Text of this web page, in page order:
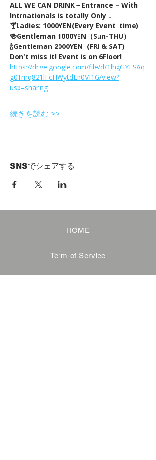
ALL WE CAN DRINK＋Entrance + With
Intrnationals is totally Only ↓
🍸Ladies: 1000YEN(Every Event  time)
🍻Gentleman 1000YEN（Sun-THU）
🍾Gentleman 2000YEN  (FRI & SAT)
Don't miss it! Event is on 6Floor!
https://drive.google.com/file/d/1lhgGYFSAq
g01mq821lFcHWytdEn0VI1G/view?
usp=sharing
続きを読む >>
SNSでシェアする
HOME
Term of Service